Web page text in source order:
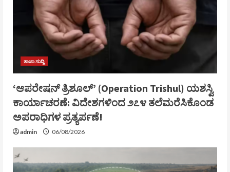
ತಾಜಾ ಸುದ್ದಿ
‘ಆಪರೇಷನ್ ತ್ರಿಶೂಲ್’ (Operation Trishul) ಯಶಸ್ವಿ
ಕಾರ್ಯಾಚರಣೆ: ವಿದೇಶಗಳಿಂದ ೨೭೪ ತಲೆಮರೆಸಿಕೊಂಡ
ಅಪರಾಧಿಗಳ ಪ್ರತ್ಯರ್ಪಣೆ!
admin 06/08/2026